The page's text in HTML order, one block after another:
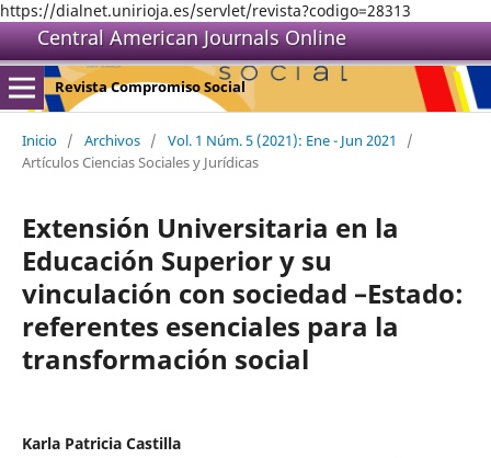
https://dialnet.unirioja.es/servlet/revista?codigo=28313
Central American Journals Online
Revista Compromiso Social
Inicio / Archivos / Vol. 1 Núm. 5 (2021): Ene - Jun 2021
/
Artículos Ciencias Sociales y Jurídicas
Extensión Universitaria en la
Educación Superior y su
vinculación con sociedad –Estado:
referentes esenciales para la
transformación social
Karla Patricia Castilla